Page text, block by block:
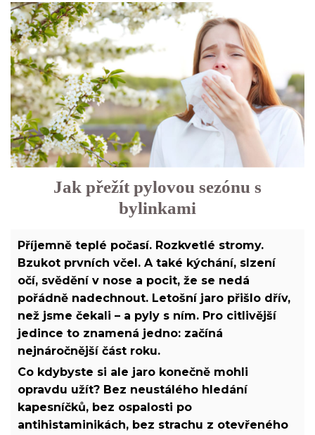
Jak přežít pylovou sezónu s
bylinkami
Příjemně teplé počasí. Rozkvetlé stromy.
Bzukot prvních včel. A také kýchání, slzení
očí, svědění v nose a pocit, že se nedá
pořádně nadechnout. Letošní jaro přišlo dřív,
než jsme čekali – a pyly s ním. Pro citlivější
jedince to znamená jedno: začíná
nejnáročnější část roku.
Co kdybyste si ale jaro konečně mohli
opravdu užít? Bez neustálého hledání
kapesníčků, bez ospalosti po
antihistaminikách, bez strachu z otevřeného